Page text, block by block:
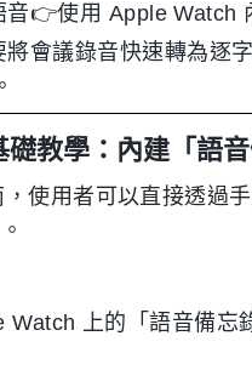
👉使用 Apple Watch
會議錄音快速轉為逐
教學：內建「語音
使用者可以直接透過
Watch 上的「語音備